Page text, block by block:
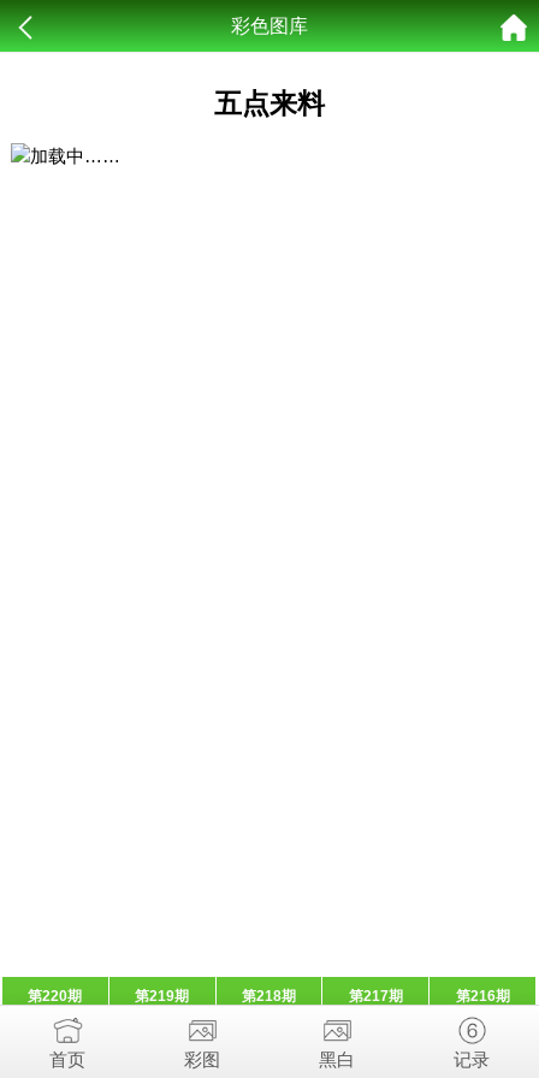
彩色图库
五点来料
第220期 第219期 第218期 第217期 第216期
首页 彩图 黑白 记录